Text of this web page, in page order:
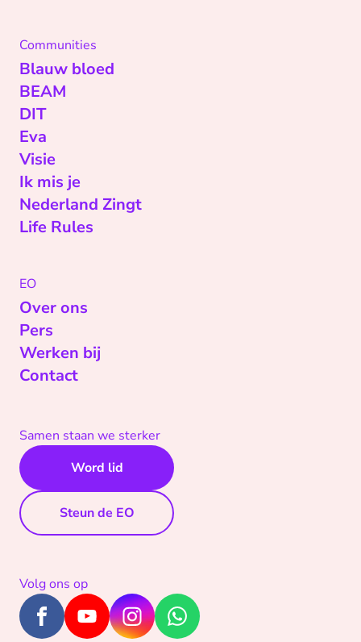
Communities
Blauw bloed
BEAM
DIT
Eva
Visie
Ik mis je
Nederland Zingt
Life Rules
EO
Over ons
Pers
Werken bij
Contact
Samen staan we sterker
Word lid
Steun de EO
Volg ons op